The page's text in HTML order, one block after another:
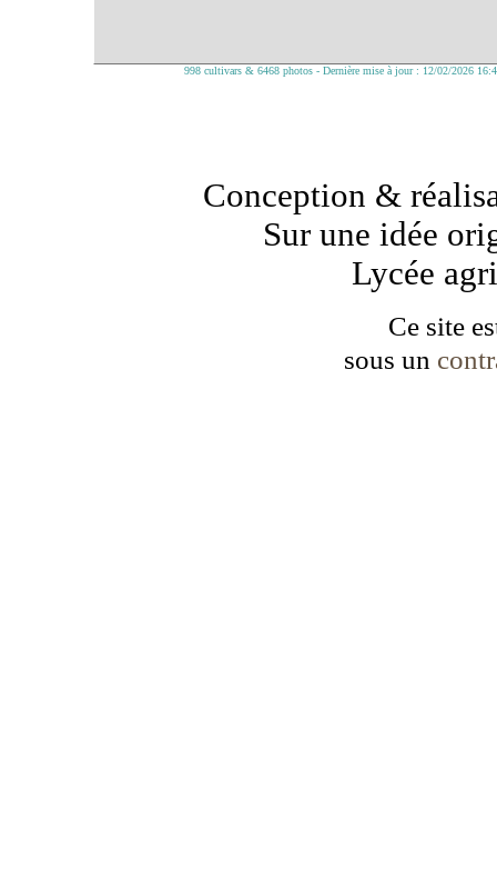
998 cultivars & 6468 photos - Dernière mise à jour : 12/02/2026
Conception &
Sur une idée
Lycée
Ce site
sous un